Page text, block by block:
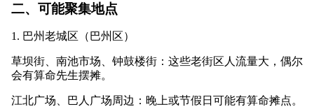
二、可能聚集地点
1. 巴州老城区（巴州区）
草坝街、南池市场、钟鼓楼街：这些老街区人流量大，偶尔
会有算命先生摆摊。
江北广场、巴人广场周边：晚上或节假日可能有算命摊点。